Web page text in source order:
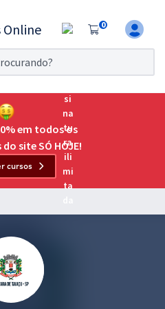
0
por 7 dias!
o Exame da
as principais
em todos os
site SÓ HOJE!
cursos